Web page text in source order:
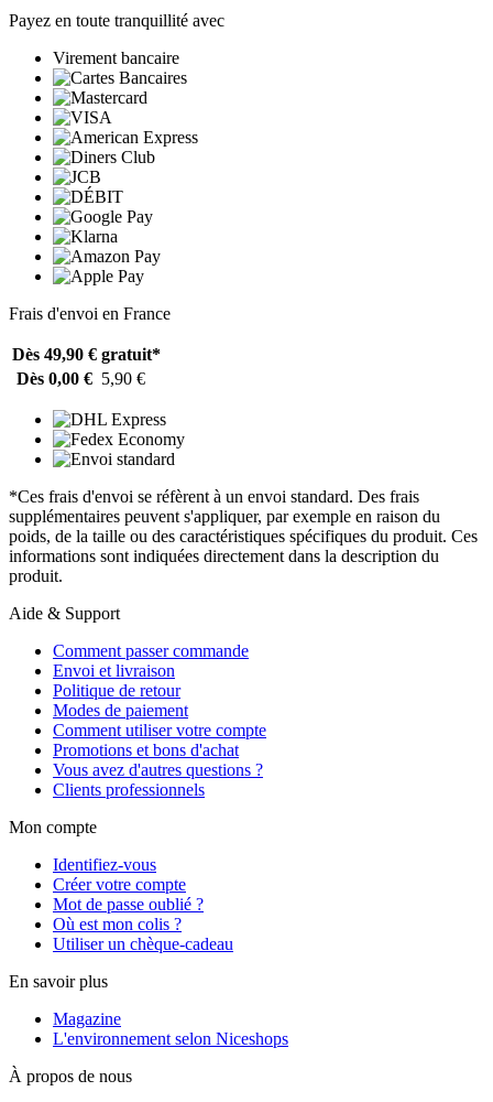
Payez en toute tranquillité avec
Virement bancaire
Frais d'envoi en France
Dès 49,90 € gratuit*
Dès 0,00 € 5,90 €
*Ces frais d'envoi se réfèrent à un envoi standard. Des frais
supplémentaires peuvent s'appliquer, par exemple en raison du
poids, de la taille ou des caractéristiques spécifiques du produit. Ces
informations sont indiquées directement dans la description du
produit.
Aide & Support
Comment passer commande
Envoi et livraison
Politique de retour
Modes de paiement
Comment utiliser votre compte
Promotions et bons d'achat
Vous avez d'autres questions ?
Clients professionnels
Mon compte
Identifiez-vous
Créer votre compte
Mot de passe oublié ?
Où est mon colis ?
Utiliser un chèque-cadeau
En savoir plus
Magazine
L'environnement selon Niceshops
À propos de nous